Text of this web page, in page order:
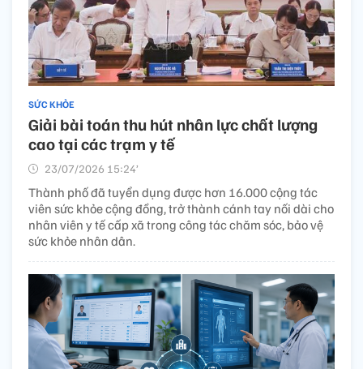
SỨC KHỎE
Giải bài toán thu hút nhân lực chất lượng
cao tại các trạm y tế
23/07/2026 15:24’
Thành phố đã tuyển dụng được hơn 16.000 cộng tác
viên sức khỏe cộng đồng, trở thành cánh tay nối dài cho
nhân viên y tế cấp xã trong công tác chăm sóc, bảo vệ
sức khỏe nhân dân.